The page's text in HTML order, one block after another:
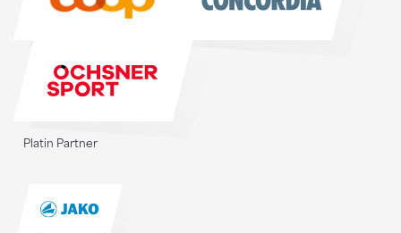
Platin Partner